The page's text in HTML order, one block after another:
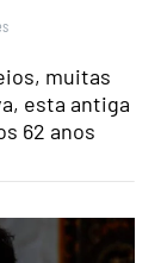
muitas
esta antiga
62 anos